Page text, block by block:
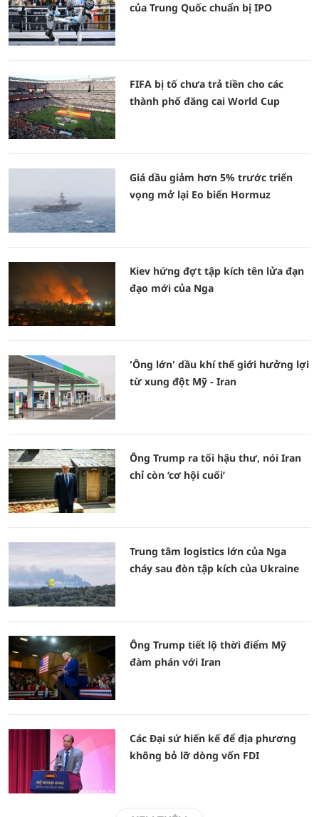
của Trung Quốc chuẩn bị IPO
FIFA bị tố chưa trả tiền cho các
thành phố đăng cai World Cup
Giá dầu giảm hơn 5% trước triển
vọng mở lại Eo biển Hormuz
Kiev hứng đợt tập kích tên lửa đạn
đạo mới của Nga
'Ông lớn' dầu khí thế giới hưởng lợi
từ xung đột Mỹ - Iran
Ông Trump ra tối hậu thư, nói Iran
chỉ còn ‘cơ hội cuối’
Trung tâm logistics lớn của Nga
cháy sau đòn tập kích của Ukraine
Ông Trump tiết lộ thời điểm Mỹ
đàm phán với Iran
Các Đại sứ hiến kế để địa phương
không bỏ lỡ dòng vốn FDI